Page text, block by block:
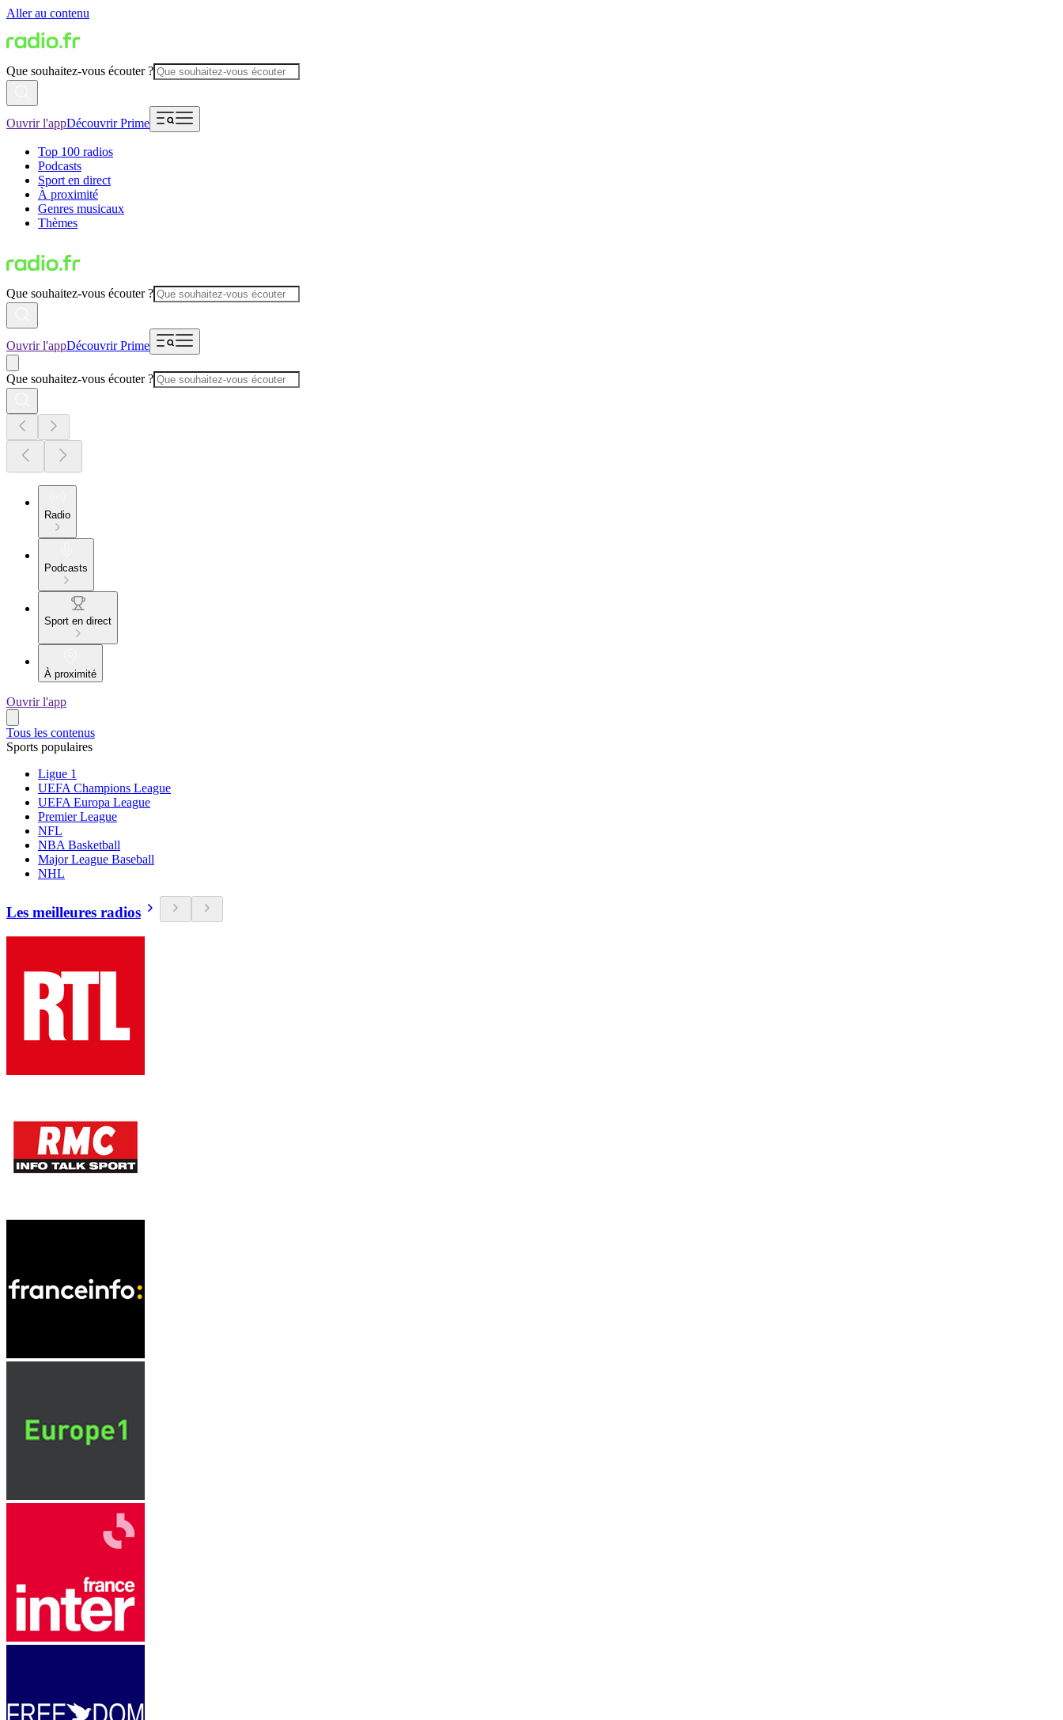
Aller au contenu
Que souhaitez-vous écouter ?
Ouvrir l'appDécouvrir Prime
Top 100 radios
Podcasts
Sport en direct
À proximité
Genres musicaux
Thèmes
Que souhaitez-vous écouter ?
Ouvrir l'appDécouvrir Prime
Que souhaitez-vous écouter ?
Radio
Podcasts
Sport en direct
À proximité
Ouvrir l'app
Tous les contenus
Sports populaires
Ligue 1
UEFA Champions League
UEFA Europa League
Premier League
NFL
NBA Basketball
Major League Baseball
NHL
Les meilleures radios